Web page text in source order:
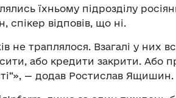
їхньому підрозділу
спікер відповів, що ні.
не траплялося. Взагалі у них
або кредити закрити. Або
— додав Ростислав Ящишин.